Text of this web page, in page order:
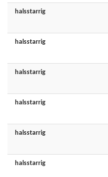
halsstarrig
halsstarrig
halsstarrig
halsstarrig
halsstarrig
halsstarrig